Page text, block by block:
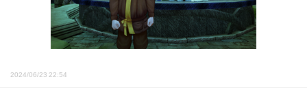
2024/06/23 22:54